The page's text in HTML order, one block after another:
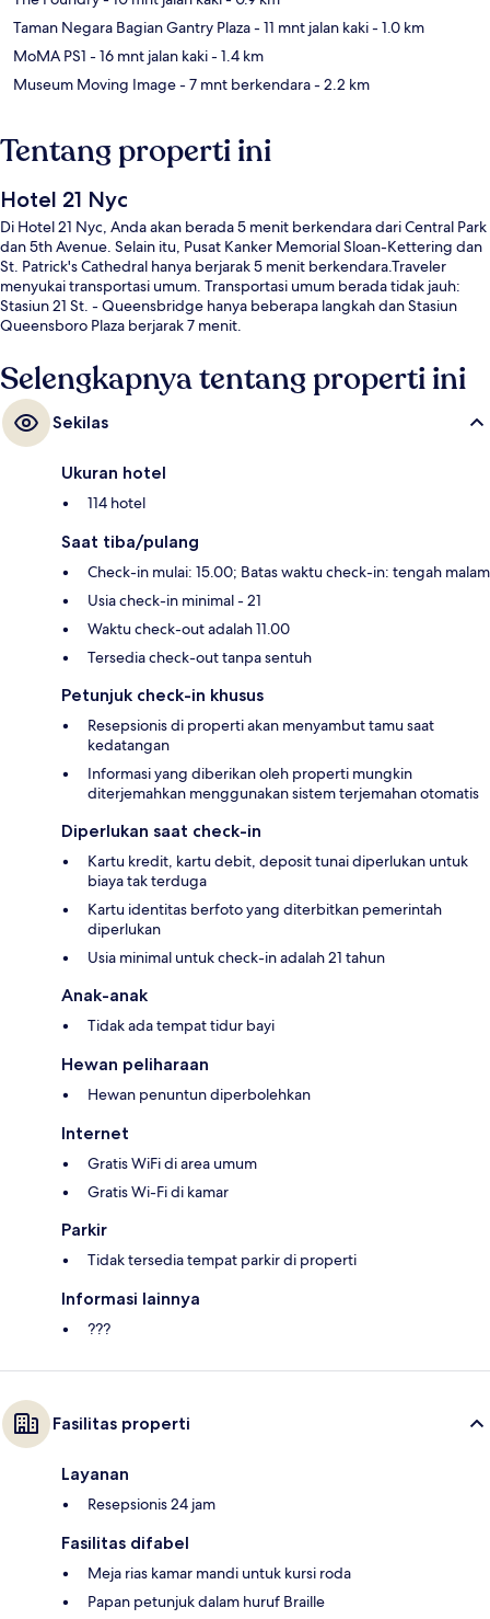
Taman Negara Bagian Gantry Plaza- 11 mnt jalan kaki- 1.0 km
MoMA PS1 - 16 mnt jalan kaki- 1.4 km
Museum Moving Image- 7 mnt berkendara- 2.2 km
Tentang properti ini
Hotel 21 Nyc
Di Hotel 21 Nyc, Anda akan berada 5 menit berkendara dari Central Park
dan 5th Avenue. Selain itu, Pusat Kanker Memorial Sloan-Kettering dan
St. Patrick's Cathedral hanya berjarak 5 menit berkendara.Traveler
menyukai transportasi umum. Transportasi umum berada tidak jauh:
Stasiun 21 St. - Queensbridge hanya beberapa langkah dan Stasiun
Queensboro Plaza berjarak 7 menit.
Selengkapnya tentang properti ini
Sekilas
Ukuran hotel
114 hotel
Saat tiba/pulang
Check-in mulai: 15.00; Batas waktu check-in: tengah malam
Usia check-in minimal - 21
Waktu check-out adalah 11.00
Tersedia check-out tanpa sentuh
Petunjuk check-in khusus
Resepsionis di properti akan menyambut tamu saat
kedatangan
Informasi yang diberikan oleh properti mungkin
diterjemahkan menggunakan sistem terjemahan otomatis
Diperlukan saat check-in
Kartu kredit, kartu debit, deposit tunai diperlukan untuk
biaya tak terduga
Kartu identitas berfoto yang diterbitkan pemerintah
diperlukan
Usia minimal untuk check-in adalah 21 tahun
Anak-anak
Tidak ada tempat tidur bayi
Hewan peliharaan
Hewan penuntun diperbolehkan
Internet
Gratis WiFi di area umum
Gratis Wi-Fi di kamar
Parkir
Tidak tersedia tempat parkir di properti
Informasi lainnya
???
Fasilitas properti
Layanan
Resepsionis 24 jam
Fasilitas difabel
Meja rias kamar mandi untuk kursi roda
Papan petunjuk dalam huruf Braille